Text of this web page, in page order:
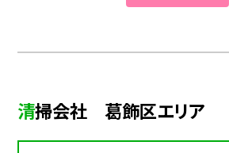
清掃会社 葛飾区エリア